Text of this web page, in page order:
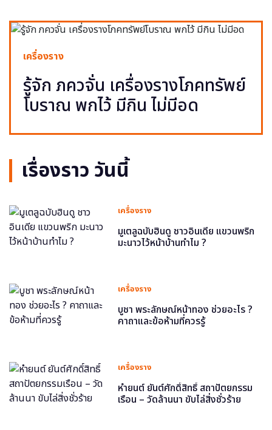
เครื่องราง
รู้จัก ภควจั่น เครื่องรางโภคทรัพย์
โบราณ พกไว้ มีกิน ไม่มีอด
เรื่องราว วันนี้
เครื่องราง
มูเตลูฉบับฮินดู ชาวอินเดีย แขวนพริก
มะนาวไว้หน้าบ้านทำไม ?
เครื่องราง
บูชา พระลักษณ์หน้าทอง ช่วยอะไร ?
คาถาและข้อห้ามที่ควรรู้
เครื่องราง
หำยนต์ ยันต์ศักดิ์สิทธิ์ สถาปัตยกรรม
เรือน – วัดล้านนา ขับไล่สิ่งชั่วร้าย